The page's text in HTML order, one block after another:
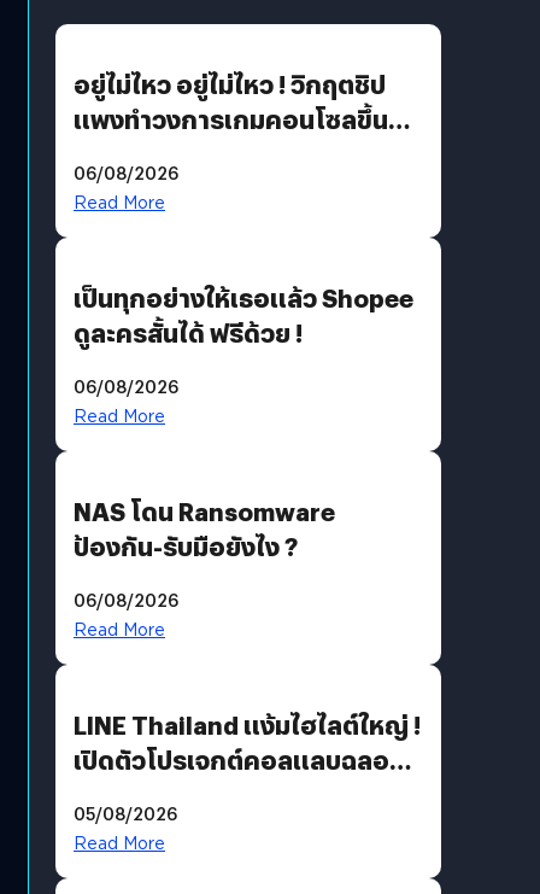
อยู่ไม่ไหว อยู่ไม่ไหว ! วิกฤตชิป
แพงทำวงการเกมคอนโซลขึ้น
?
06/08/2026
Read More
เป็นทุกอย่างให้เธอแล้ว Shopee
ดูละครสั้นได้ ฟรีด้วย !
06/08/2026
Read More
NAS โดน Ransomware
ป้องกัน-รับมือยังไง ?
06/08/2026
Read More
LINE Thailand แง้มไฮไลต์ใหญ่ !
เปิดตัวโปรเจกต์คอลแลบฉลอง
Moon x LINE FRIENDS
05/08/2026
Read More